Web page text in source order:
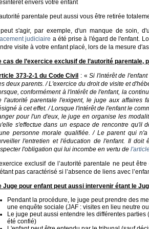
envers votre enfant
parentale peut aussi vous être retirée
s'agir, par exemple, d'un manque de soin,
judiciaire a été prise à l'égard de l'enfant.
visite à votre enfant placé, lors de la mesure
cas de l’exercice exclusif de l’autorité parentale,
373-2-1 du Code Civil : «Si l'intérêt de
deux parents. / L'exercice du droit de visite et
conformément à l'intérêt de l'enfant, la
l'autorité parentale l'exigent, le juge aux affaires
à cet effet. / Lorsque l'intérêt de l'enfant le
pour l'un d'eux, le juge en organise les
s'effectue dans un espace de rencontre qu'il
personne morale qualifiée. / Le parent qui
l'entretien et l'éducation de l'enfant. Il
l'obligation qui lui incombe en vertu de
exclusif de l’autorité parentale ne peut
pas caractérisé si l’absence de liens avec
Juge pour enfant peut aussi intervenir étant le
Pendant la procédure, le juge peut prendre des
une enquête sociale (JAF : visites en lieu neutre
Le juge peut aussi entendre les différentes
été confié)